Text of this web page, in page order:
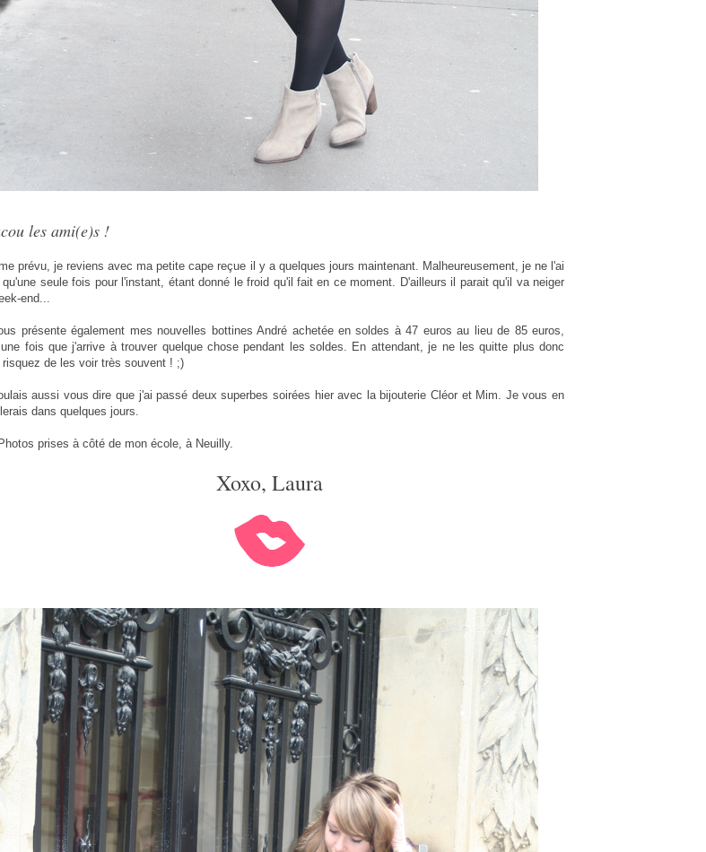
les ami(e)s !
prévu, je reviens avec ma petite cape reçue il y a quelques jours maintenant. Malheureusement, je ne l'ai
qu'une seule fois pour l'instant, étant donné le froid qu'il fait en ce moment. D'ailleurs il parait qu'il va neiger
end...
présente également mes nouvelles bottines André achetée en soldes à 47 euros au lieu de 85 euros,
fois que j'arrive à trouver quelque chose pendant les soldes. En attendant, je ne les quitte plus donc
de les voir très souvent ! ;)
aussi vous dire que j'ai passé deux superbes soirées hier avec la bijouterie Cléor et Mim. Je vous en
dans quelques jours.
prises à côté de mon école, à Neuilly.
Xoxo, Laura